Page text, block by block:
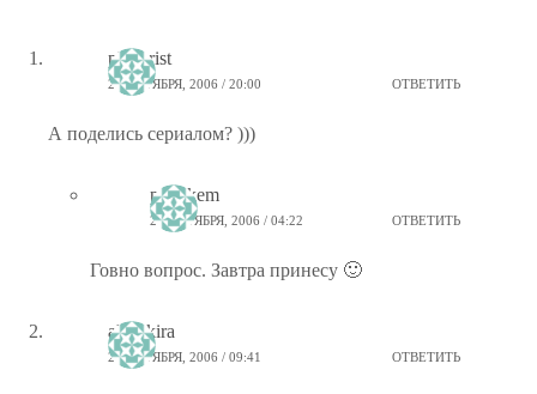
planerist
23 ОКТЯБРЯ, 2006 / 20:00 ОТВЕТИТЬ
А поделись сериалом? )))
ptiz_kem
24 ОКТЯБРЯ, 2006 / 04:22 ОТВЕТИТЬ
Говно вопрос. Завтра принесу 🙂
akirokira
23 ОКТЯБРЯ, 2006 / 09:41 ОТВЕТИТЬ